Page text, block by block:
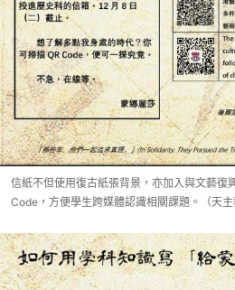
信紙不但使用復古紙張背景，亦加入與文藝復
Code，方便學生跨媒體認識相關課題。（天主